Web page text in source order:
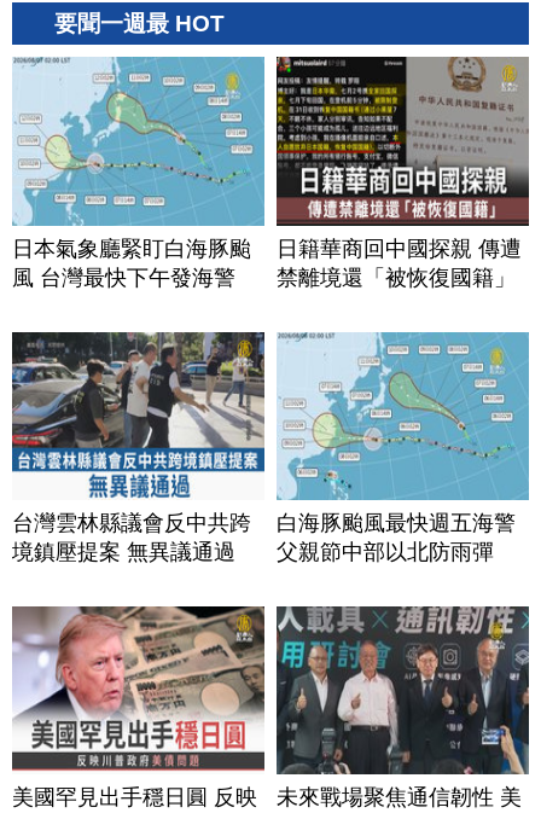
要聞一週最 HOT
日本氣象廳緊盯白海豚颱
風 台灣最快下午發海警
日籍華商回中國探親 傳遭
禁離境還「被恢復國籍」
台灣雲林縣議會反中共跨
境鎮壓提案 無異議通過
白海豚颱風最快週五海警
父親節中部以北防雨彈
美國罕見出手穩日圓 反映
未來戰場聚焦通信韌性 美